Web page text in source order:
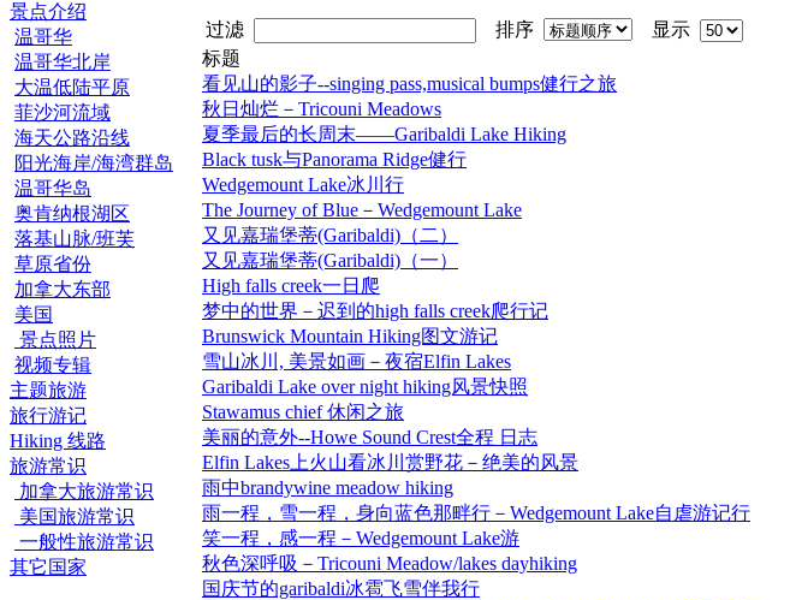
景点介绍
温哥华
温哥华北岸
大温低陆平原
菲沙河流域
海天公路沿线
阳光海岸/海湾群岛
温哥华岛
奥肯纳根湖区
落基山脉/班芙
草原省份
加拿大东部
美国
景点照片
视频专辑
主题旅游
旅行游记
Hiking 线路
旅游常识
加拿大旅游常识
美国旅游常识
一般性旅游常识
其它国家
过滤 排序
显示
标题
看见山的影子--singing pass,musical bumps健行之旅
秋日灿烂－Tricouni Meadows
夏季最后的长周末――Garibaldi Lake Hiking
Black tusk与Panorama Ridge健行
Wedgemount Lake冰川行
The Journey of Blue－Wedgemount Lake
又见嘉瑞堡蒂(Garibaldi)（二）
又见嘉瑞堡蒂(Garibaldi)（一）
High falls creek一日爬
梦中的世界－迟到的high falls creek爬行记
Brunswick Mountain Hiking图文游记
雪山冰川, 美景如画－夜宿Elfin Lakes
Garibaldi Lake over night hiking风景快照
Stawamus chief 休闲之旅
美丽的意外--Howe Sound Crest全程 日志
Elfin Lakes上火山看冰川赏野花－绝美的风景
雨中brandywine meadow hiking
雨一程，雪一程，身向蓝色那畔行－Wedgemount Lake自虐游记行
笑一程，感一程－Wedgemount Lake游
秋色深呼吸－Tricouni Meadow/lakes dayhiking
国庆节的garibaldi冰雹飞雪伴我行